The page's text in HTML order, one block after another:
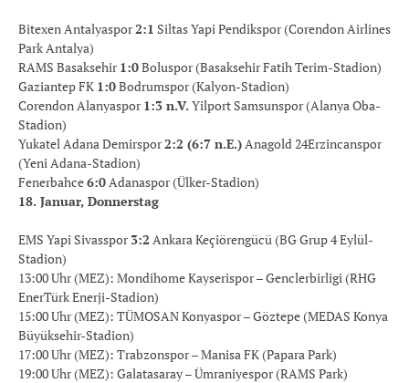
Bitexen Antalyaspor2:1 Siltas Yapi Pendikspor (Corendon Airlines
Park Antalya)
RAMS Basaksehir1:0Boluspor (Basaksehir Fatih Terim-Stadion)
Gaziantep FK 1:0Bodrumspor (Kalyon-Stadion)
Corendon Alanyaspor1:3 n.V. Yilport Samsunspor (Alanya Oba-
Stadion)
Yukatel Adana Demirspor2:2 (6:7 n.E.) Anagold 24Erzincanspor
(Yeni Adana-Stadion)
Fenerbahce6:0 Adanaspor (Ülker-Stadion)
18. Januar, Donnerstag
EMS Yapi Sivasspor3:2 Ankara Keçiörengücü (BG Grup 4 Eylül-
Stadion)
13:00 Uhr (MEZ): Mondihome Kayserispor – Genclerbirligi (RHG
EnerTürk Enerji-Stadion)
15:00 Uhr (MEZ): TÜMOSAN Konyaspor – Göztepe (MEDAS Konya
Büyüksehir-Stadion)
17:00 Uhr (MEZ): Trabzonspor – Manisa FK (Papara Park)
19:00 Uhr (MEZ): Galatasaray – Ümraniyespor (RAMS Park)